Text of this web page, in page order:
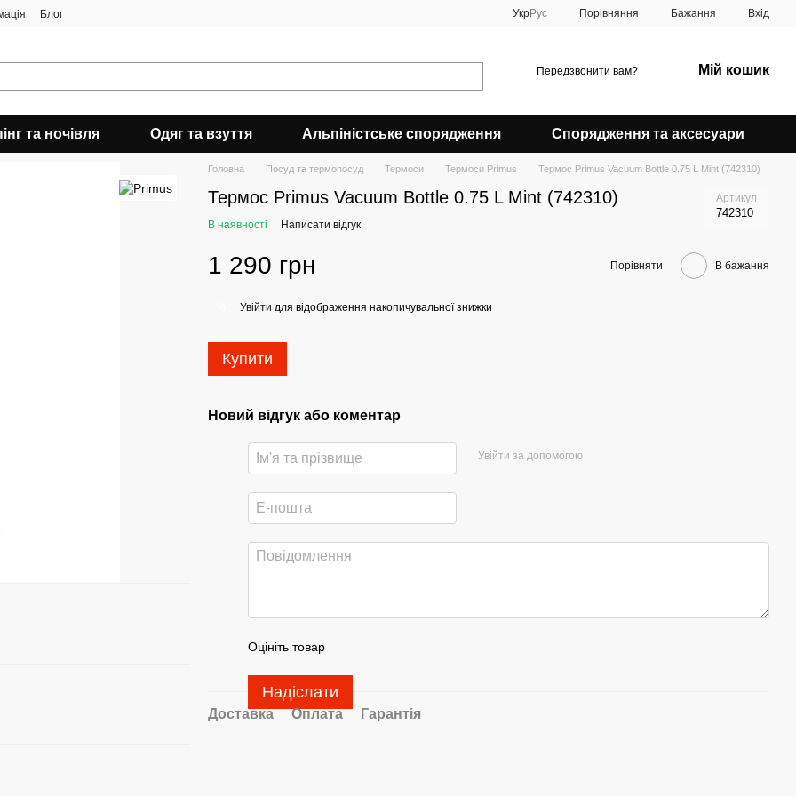
Блог УкрРус Порівняння Бажання Вхід
Передзвонити вам? Мій кошик
та ночівля Одяг та взуття Альпіністське спорядження Спорядження та аксесуари
Головна Посуд та термопосуд Термоси Термоси Primus Термос Primus Vacuum Bottle 0.75 L Mint (742310)
Термос Primus Vacuum Bottle 0.75 L Mint (742310) Артикул
742310
В наявності Написати відгук
1 290 грн Порівняти В бажання
Увійти для відображення накопичувальної знижки
Купити
Новий відгук або коментар
Увійти за допомогою
Оцініть товар
Надіслати
Доставка Оплата Гарантія